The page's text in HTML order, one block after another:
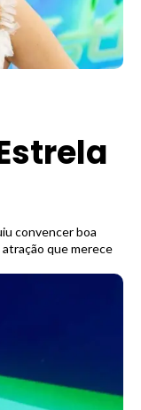
convencer boa
que merece